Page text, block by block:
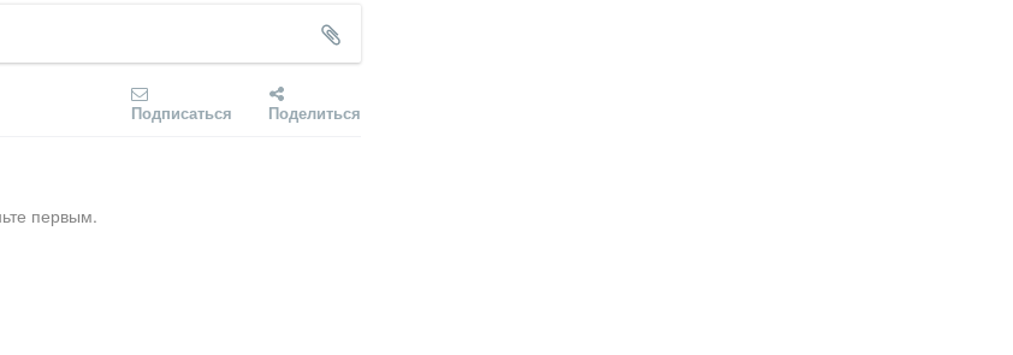
Подписаться Поделиться
первым.